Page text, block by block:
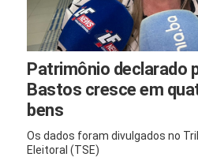
Patrimônio declarado
Bastos cresce em
bens
Os dados foram divulgados no
Eleitoral (TSE)